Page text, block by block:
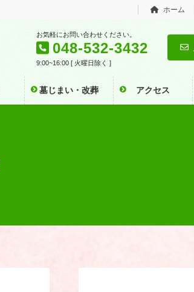
ホーム
お気軽にお問い合わせください。
048-532-3432
9:00~16:00 [ 火曜日除く ]
墓じまい・改葬 アクセス